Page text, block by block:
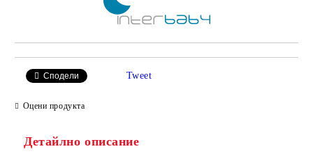
Сподели Tweet
Оцени продукта
Детайлно описание